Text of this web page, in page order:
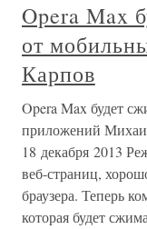
Opera Max
от
Карпов
Opera Max будет
приложений
18 декабря 2013
веб-страниц,
браузера. Теперь
которая будет